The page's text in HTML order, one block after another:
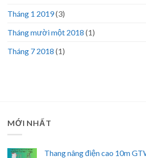
Tháng 1 2019(3)
Tháng mười một 2018 (1)
Tháng 7 2018 (1)
MỚI NHẤT
Thang nâng điện cao 10m